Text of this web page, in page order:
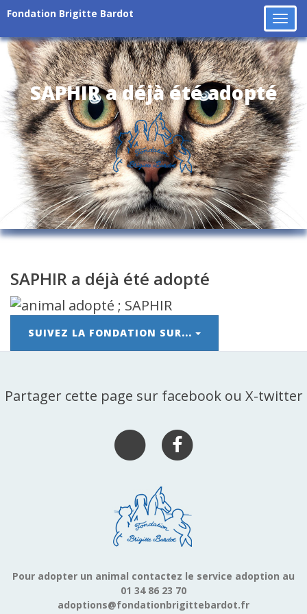
Fondation Brigitte Bardot
SAPHIR a déjà été adopté
SAPHIR a déjà été adopté
SUIVEZ LA FONDATION SUR...
Partager cette page sur facebook ou X-twitter
Pour adopter un animal contactez le service adoption au
01 34 86 23 70
adoptions@fondationbrigittebardot.fr